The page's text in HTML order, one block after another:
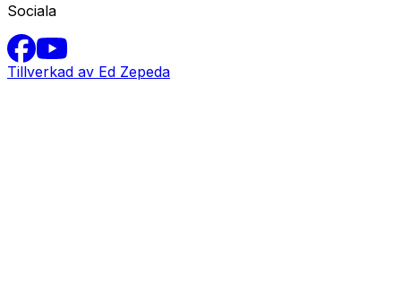
Sociala
Tillverkad av Ed Zepeda